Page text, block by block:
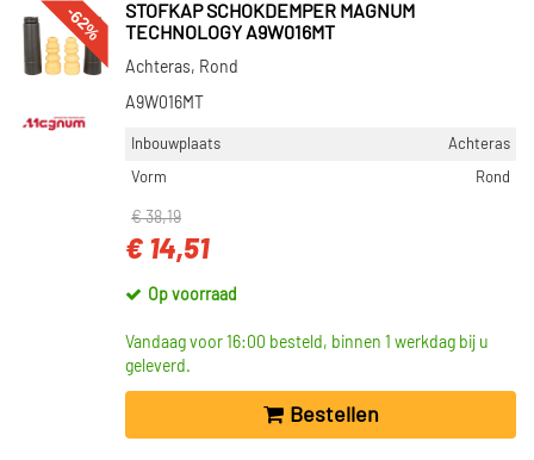
-62%
STOFKAP SCHOKDEMPER MAGNUM
TECHNOLOGY A9W016MT
Achteras, Rond
A9W016MT
Inbouwplaats
Achteras
Vorm
Rond
€ 38,19
€ 14,51
Op voorraad
Vandaag voor 16:00 besteld, binnen 1 werkdag bij u
geleverd.
Bestellen